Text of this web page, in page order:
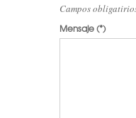
Campos
Mensaje(*)